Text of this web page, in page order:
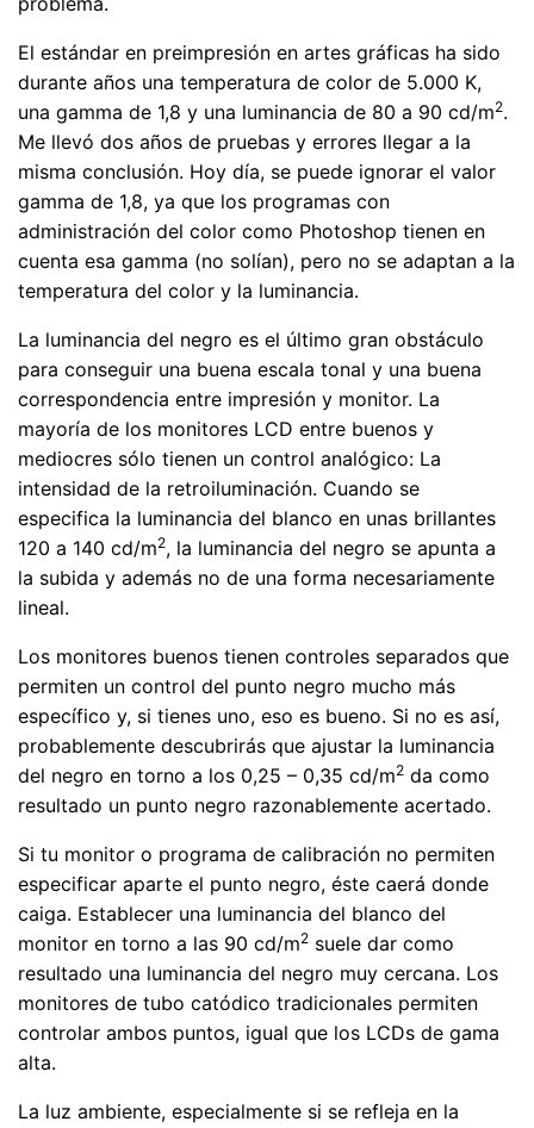
El estándar en preimpresión en artes gráficas ha sido
durante años una temperatura de color de 5.000 K,
una gamma de 1,8 y una luminancia de 80 a 90 cd/m2.
Me llevó dos años de pruebas y errores llegar a la
misma conclusión. Hoy día, se puede ignorar el valor
gamma de 1,8, ya que los programas con
administración del color como Photoshop tienen en
cuenta esa gamma (no solían), pero no se adaptan a la
temperatura del color y la luminancia.
La luminancia del negro es el último gran obstáculo
para conseguir una buena escala tonal y una buena
correspondencia entre impresión y monitor. La
mayoría de los monitores LCD entre buenos y
mediocres sólo tienen un control analógico: La
intensidad de la retroiluminación. Cuando se
especifica la luminancia del blanco en unas brillantes
120 a 140 cd/m2, la luminancia del negro se apunta a
la subida y además no de una forma necesariamente
lineal.
Los monitores buenos tienen controles separados que
permiten un control del punto negro mucho más
específico y, si tienes uno, eso es bueno. Si no es así,
probablemente descubrirás que ajustar la luminancia
del negro en torno a los 0,25 – 0,35 cd/m2 da como
resultado un punto negro razonablemente acertado.
Si tu monitor o programa de calibración no permiten
especificar aparte el punto negro, éste caerá donde
caiga. Establecer una luminancia del blanco del
monitor en torno a las 90 cd/m2 suele dar como
resultado una luminancia del negro muy cercana. Los
monitores de tubo catódico tradicionales permiten
controlar ambos puntos, igual que los LCDs de gama
alta.
La luz ambiente, especialmente si se refleja en la